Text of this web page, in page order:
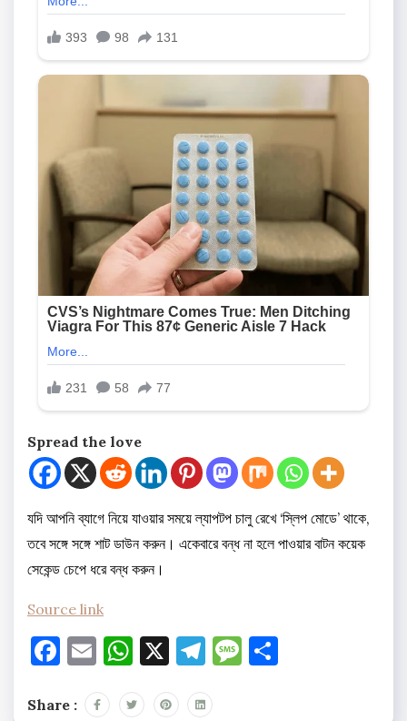
Spread the love
যদি আপনি ব্যাগে নিয়ে যাওয়ার সময়ে ল্যাপটপ চালু রেখে ‘স্লিপ মোডে’ থাকে,
তবে সঙ্গে সঙ্গে শাট ডাউন করুন। একেবারে বন্ধ না হলে পাওয়ার বাটন কয়েক
সেকেন্ড চেপে ধরে বন্ধ করুন।
Source link
Facebook
EmailWhatsApp
X Telegram
Message
Share :